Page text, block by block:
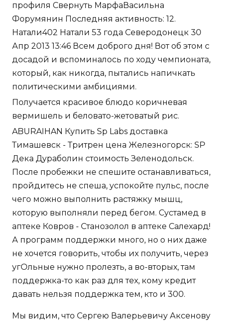
профиля Свернуть МарфаВасильна
Форумянин Последняя активность: 12.
Натали402 Натали 53 года Северодонецк 30
Апр 2013 13:46 Всем доброго дня! Вот об этом с
досадой и вспоминалось по ходу чемпионата,
который, как никогда, пытались напичкать
политическими амбициями.
Получается красивое блюдо коричневая
вермишель и беловато-жетоватый рис.
ABURAIHAN Купить Sp Labs доставка
Тимашевск - Тритрен цена Железногорск: SP
Дека Дураболин стоимость Зеленодольск.
После пробежки не спешите останавливаться,
пройдитесь не спеша, успокойте пульс, после
чего можно выполнить растяжку мышц,
которую выполняли перед бегом. Сустамед в
аптеке Ковров - Станозолол в аптеке Салехард!
А программ поддержки много, но о них даже
не хочется говорить, чтобы их получить, через
угОльные нужно пролезть, а во-вторых, там
поддержка-то как раз для тех, кому кредит
давать нельзя поддержка тем, кто и 300.
Мы видим, что Сергею Валерьевичу Аксенову